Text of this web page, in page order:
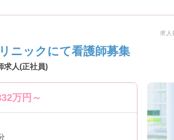
求人
ニックにて看護師募集
求人(正社員)
万円～